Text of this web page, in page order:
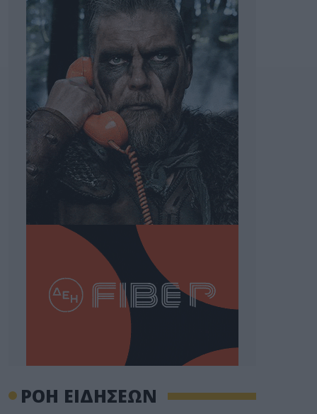
ΡΟΗ ΕΙΔΗΣΕΩΝ